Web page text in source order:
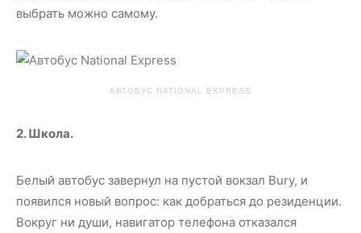
выбрать можно самому.
АВТОБУС NATIONAL EXPRESS
2. Школа.
Белый автобус завернул на пустой вокзал Bury, и
появился новый вопрос: как добраться до резиденции.
Вокруг ни души, навигатор телефона отказался